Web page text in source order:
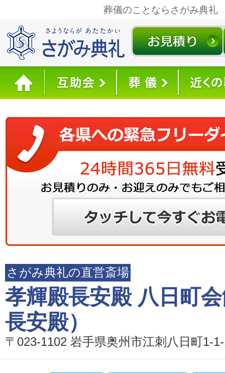
葬儀のことならさがみ典礼
さがみ典礼の直営斎場
孝輝殿長安殿 八日町
長安殿）
〒023-1102 岩手県奥州市江刺八日町1-